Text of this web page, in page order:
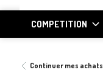
COMPETITION
Continuer mes achats